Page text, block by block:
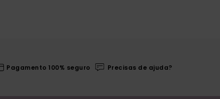
Pagamento 100% seguro Precisas de ajuda?